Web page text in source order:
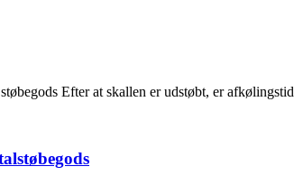
Efter at skallen er udstøbt, er